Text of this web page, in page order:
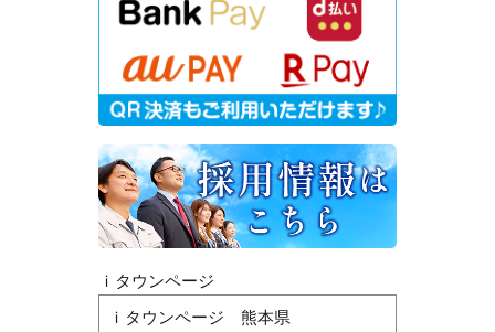
ｉタウンページ
ｉタウンページ 熊本県